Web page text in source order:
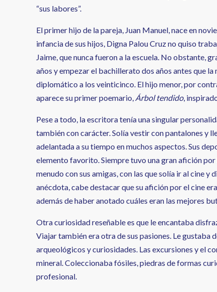
“sus labores”.
El primer hijo de la pareja, Juan Manuel, nace en
infancia de sus hijos, Digna Palou Cruz no quiso
Jaime, que nunca fueron a la escuela. No obstante,
años y empezar el bachillerato dos años antes que
diplomático a los veinticinco. El hijo menor, por
aparece su primer poemario, Árbol tendido,
Pese a todo, la escritora tenía una singular
también con carácter. Solía vestir con pantalones y
adelantada a su tiempo en muchos aspectos. Sus
elemento favorito. Siempre tuvo una gran afición
menudo con sus amigas, con las que solía ir al cine
anécdota, cabe destacar que su afición por el cine
además de haber anotado cuáles eran las mejores
Otra curiosidad reseñable es que le encantaba
Viajar también era otra de sus pasiones. Le gustaba
arqueológicos y curiosidades. Las excursiones y el
mineral. Coleccionaba fósiles, piedras de formas
profesional.